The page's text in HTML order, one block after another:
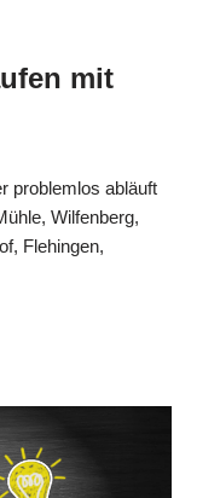
mit
problemlos abläuft
Wilfenberg,
Flehingen,